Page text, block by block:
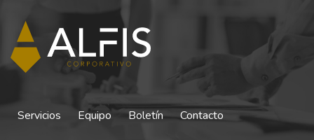
Servicios Equipo Boletín Contacto